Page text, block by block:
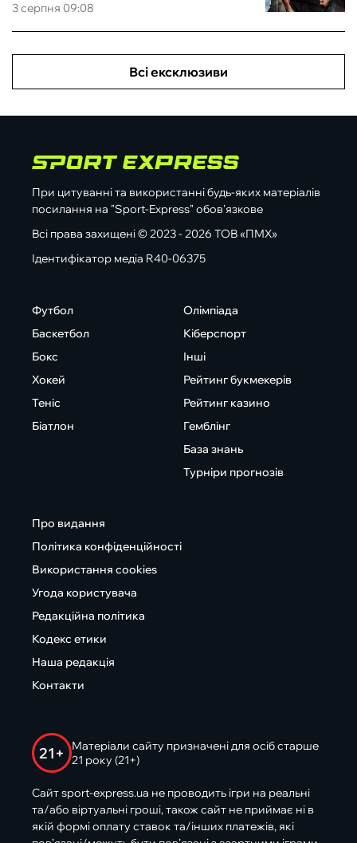
3 серпня 09:08
Всі ексклюзиви
При цитуванні та використанні будь-яких матеріалів
посилання на "Sport-Express" обов'язкове
Всі права захищені © 2023 - 2026 ТОВ «ПМХ»
Ідентифікатор медіа R40-06375
Футбол
Баскетбол
Бокс
Хокей
Теніс
Біатлон
Олімпіада
Кіберспорт
Інші
Рейтинг букмекерів
Рейтинг казино
Гемблінг
База знань
Турніри прогнозів
Про видання
Політика конфіденційності
Використання cookies
Угода користувача
Редакційна політика
Кодекс етики
Наша редакція
Контакти
21+
Матеріали сайту призначені для осіб старше
21 року (21+)
Сайт sport-express.ua не проводить ігри на реальні
та/або віртуальні гроші, також сайт не приймає ні в
якій формі оплату ставок та/інших платежів, які